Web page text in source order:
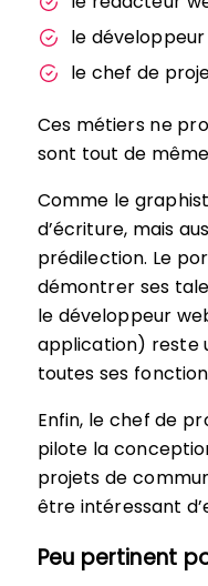
le
le chef de
Ces métiers ne
sont tout de
Comme le
d’écriture, mais
prédilection. Le
démontrer ses
le développeur
application) reste
toutes ses
Enfin, le chef de
pilote la
projets de
être intéressant
Peu pertinent